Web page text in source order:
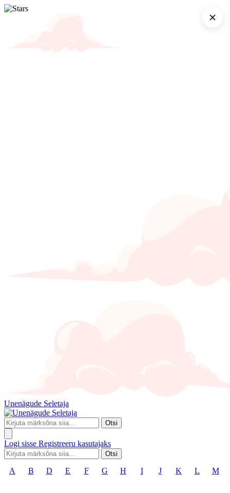
Unenägude Seletaja
Otsi
Logi sisse Registreeru kasutajaks
Otsi
A B D E F G H I J K L M